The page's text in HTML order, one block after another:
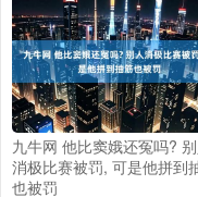
九牛网 他比窦娥还冤吗? 别
消极比赛被罚, 可是他拼到
也被罚